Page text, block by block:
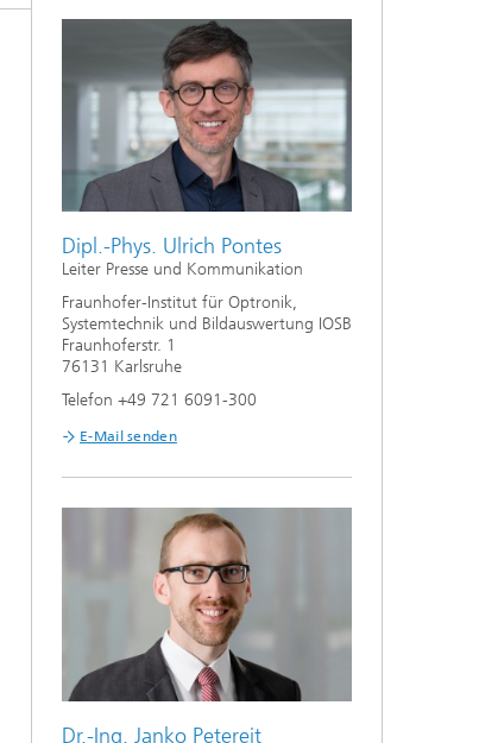
Dipl.-Phys. Ulrich Pontes
Leiter Presse und Kommunikation
Fraunhofer-Institut für Optronik,
Systemtechnik und Bildauswertung IOSB
Fraunhoferstr. 1
76131 Karlsruhe
Telefon +49 721 6091-300
E-Mail senden
Dr.-Ing. Janko Petereit